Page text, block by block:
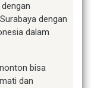
dengan
dalam
bisa
dan